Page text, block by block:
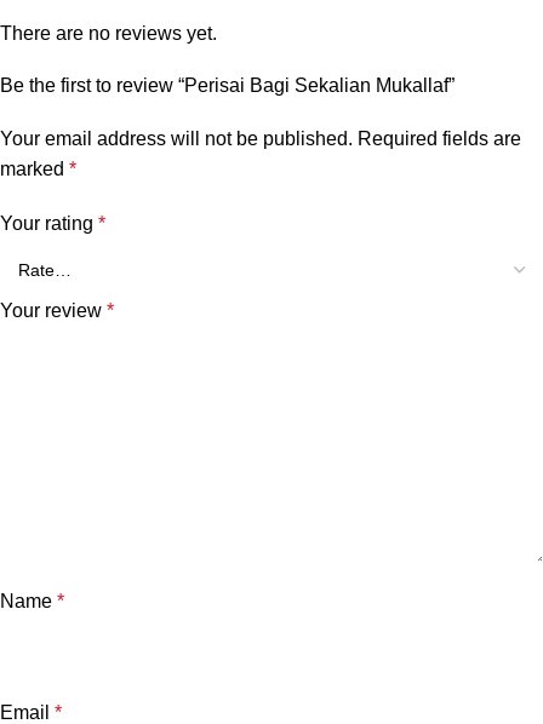
There are no reviews yet.
Be the first to review “Perisai Bagi Sekalian Mukallaf”
Your email address will not be published. Required fields are
marked *
Your rating *
Your review *
Name *
Email *